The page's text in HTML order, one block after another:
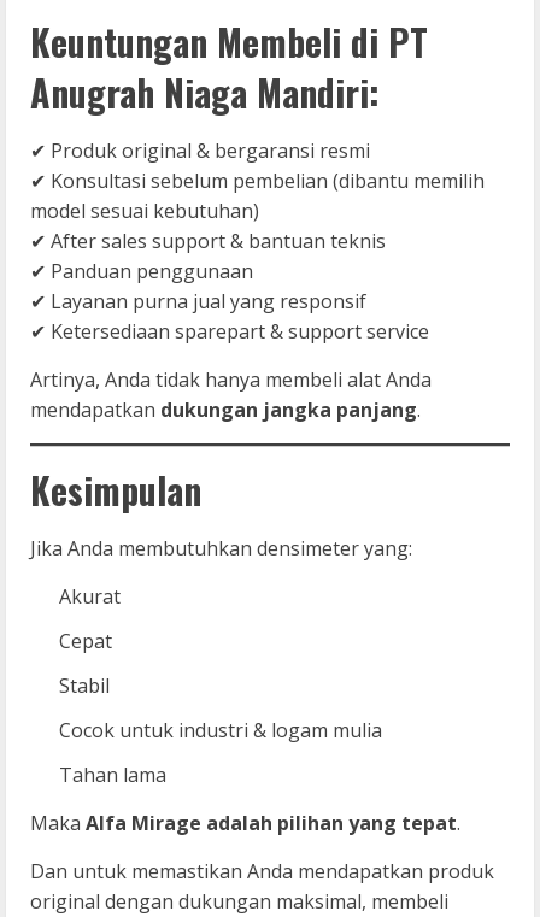
Keuntungan Membeli di PT
Anugrah Niaga Mandiri:
✔ Produk original & bergaransi resmi
✔ Konsultasi sebelum pembelian (dibantu memilih
model sesuai kebutuhan)
✔ After sales support & bantuan teknis
✔ Panduan penggunaan
✔ Layanan purna jual yang responsif
✔ Ketersediaan sparepart & support service
Artinya, Anda tidak hanya membeli alat Anda
mendapatkan dukungan jangka panjang.
Kesimpulan
Jika Anda membutuhkan densimeter yang:
Akurat
Cepat
Stabil
Cocok untuk industri & logam mulia
Tahan lama
Maka Alfa Mirage adalah pilihan yang tepat.
Dan untuk memastikan Anda mendapatkan produk
original dengan dukungan maksimal, membeli